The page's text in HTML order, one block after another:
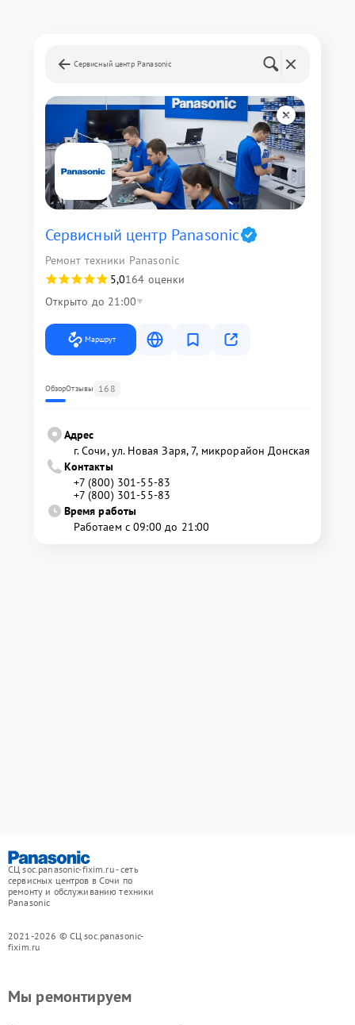
Сервисный центр Panasonic
Сервисный центр Panasonic
Ремонт техники Panasonic
5,0164 оценки
Открыто до 21:00
Маршрут
ОбзорОтзывы 168
Адрес
г. Сочи, ул. Новая Заря, 7, микрорайон Донская
Контакты
+7 (800) 301-55-83
+7 (800) 301-55-83
Время работы
Работаем с 09:00 до 21:00
СЦ soc.panasonic-fixim.ru - сеть
сервисных центров в Сочи по
ремонту и обслуживанию техники
Panasonic
2021-2026 © СЦ soc.panasonic-
fixim.ru
Мы ремонтируем